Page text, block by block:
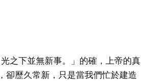
之下並無新事。」的確，上帝的真
卻歷久常新，只是當我們忙於建造